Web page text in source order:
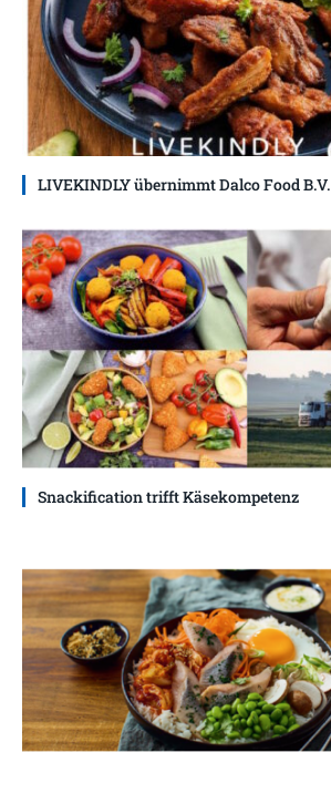
LIVEKINDLY übernimmt Dalco Food B.V.
Snackification trifft Käsekompetenz